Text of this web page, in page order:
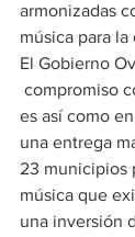
armonizadas
música para la
El Gobierno
compromiso
es así como
una entrega
23 municipios
música que
una inversión